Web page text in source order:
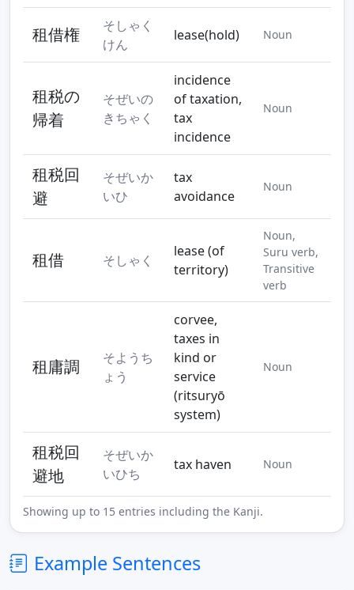
租借権
そしゃく
けん
lease(hold) Noun
租税の
帰着
そぜいの
きちゃく
incidence
of taxation,
tax
incidence
Noun
租税回
避
そぜいか
いひ
tax
avoidance
Noun
租借 そしゃく
lease (of
territory)
Noun,
Suru verb,
Transitive
verb
租庸調
そようち
ょう
corvee,
taxes in
kind or
service
(ritsuryō
system)
Noun
租税回
避地
そぜいか
いひち
tax haven Noun
Showing up to 15 entries including the Kanji.
Example Sentences